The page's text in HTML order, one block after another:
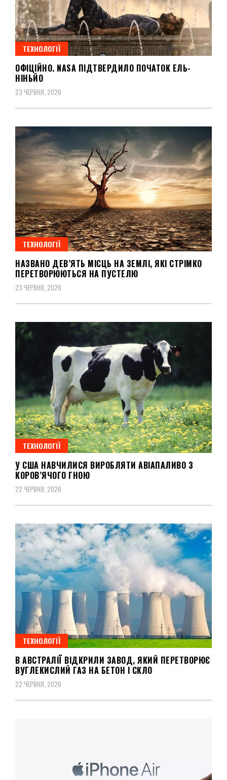
ТЕХНОЛОГІЇ
ОФІЦІЙНО. NASA ПІДТВЕРДИЛО ПОЧАТОК ЕЛЬ-
НІНЬЙО
23 ЧЕРВНЯ, 2026
ТЕХНОЛОГІЇ
НАЗВАНО ДЕВ’ЯТЬ МІСЦЬ НА ЗЕМЛІ, ЯКІ СТРІМКО
ПЕРЕТВОРЮЮТЬСЯ НА ПУСТЕЛЮ
23 ЧЕРВНЯ, 2026
ТЕХНОЛОГІЇ
У США НАВЧИЛИСЯ ВИРОБЛЯТИ АВІАПАЛИВО З
КОРОВ’ЯЧОГО ГНОЮ
22 ЧЕРВНЯ, 2026
ТЕХНОЛОГІЇ
В АВСТРАЛІЇ ВІДКРИЛИ ЗАВОД, ЯКИЙ ПЕРЕТВОРЮЄ
ВУГЛЕКИСЛИЙ ГАЗ НА БЕТОН І СКЛО
22 ЧЕРВНЯ, 2026